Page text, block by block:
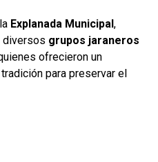
Explanada Municipal ,
diversos grupos jaraneros
ofrecieron un
para preservar el